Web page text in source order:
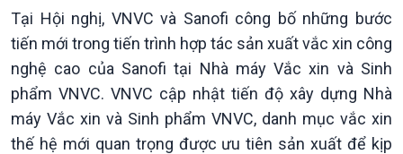
Pháp luật và đời sống
Tại Hội nghị, VNVC và Sanofi công bố những bước
tiến mới trong tiến trình hợp tác sản xuất vắc xin công
nghệ cao của Sanofi tại Nhà máy Vắc xin và Sinh
phẩm VNVC. VNVC cập nhật tiến độ xây dựng Nhà
máy Vắc xin và Sinh phẩm VNVC, danh mục vắc xin
thế hệ mới quan trọng được ưu tiên sản xuất để kịp